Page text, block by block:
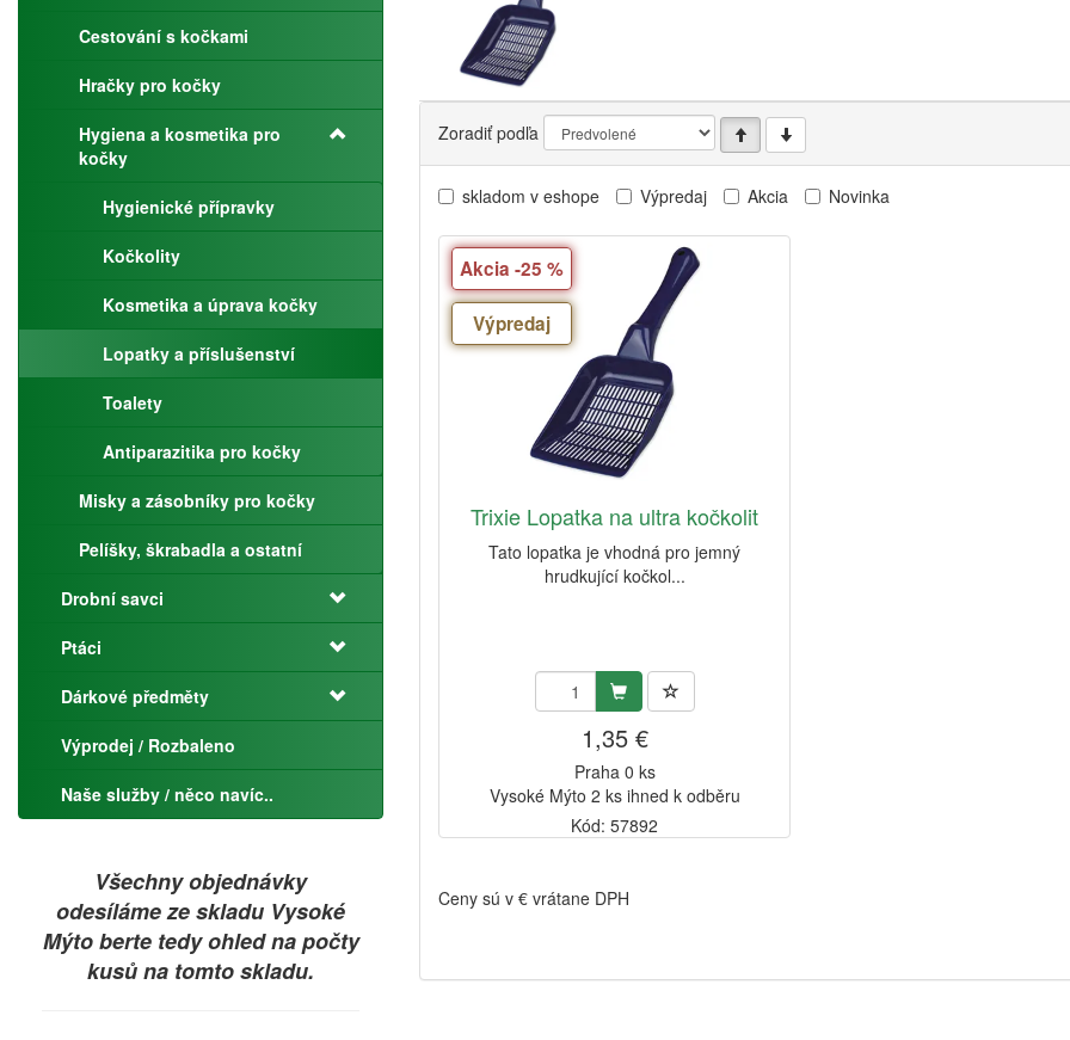
Cestování s kočkami
Hračky pro kočky
Hygiena a kosmetika pro
kočky
Hygienické přípravky
Kočkolity
Kosmetika a úprava kočky
Lopatky a příslušenství
Toalety
Antiparazitika pro kočky
Misky a zásobníky pro kočky
Pelíšky, škrabadla a ostatní
Drobní savci
Ptáci
Dárkové předměty
Výprodej / Rozbaleno
Naše služby / něco navíc..
Všechny objednávky
odesíláme ze skladu Vysoké
Mýto berte tedy ohled na počty
kusů na tomto skladu.
Zoradiť podľa
skladom v eshope Výpredaj Akcia Novinka
Akcia -25 %
Výpredaj
Trixie Lopatka na ultra kočkolit
Tato lopatka je vhodná pro jemný
hrudkující kočkol...
1,35 €
Praha 0 ks
Vysoké Mýto 2 ks ihned k odběru
Kód: 57892
Ceny sú v € vrátane DPH